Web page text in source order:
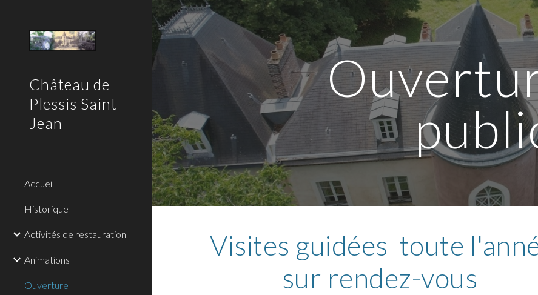
Skip to main content Skip to
Château de
Plessis Saint
Jean
Accueil
Historique
Activités de restauration
Animations
Ouverture
Visites guidées toute
sur rendez-vous